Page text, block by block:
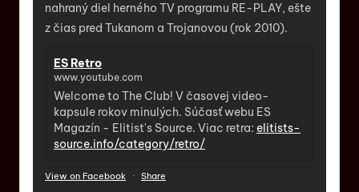
nahraný diel herného TV programu RE-PLAY, ešte
z čias pred Tukanom a Trojanovou (rok 2010).
ES Retro
www.youtube.com
Welcome to The Club! V časovej video-
kapsule rokov minulých. Súčasť webu ES
Magazín - Elitist's Source. Viac retra: elitists-
source.info/category/retro/
View on Facebook · Share